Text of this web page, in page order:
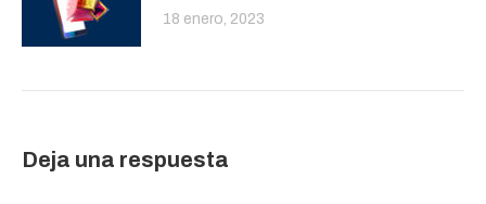
18 enero, 2023
Deja una respuesta